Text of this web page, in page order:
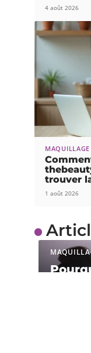
4 août 2026
MAQUILLAGE
trouver
1 août 2026